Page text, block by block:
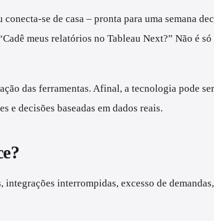
se de casa – pronta para uma semana
meus relatórios no Tableau Next?” Não é
das ferramentas. Afinal, a tecnologia pode
e decisões baseadas em dados reais.
interrompidas, excesso de